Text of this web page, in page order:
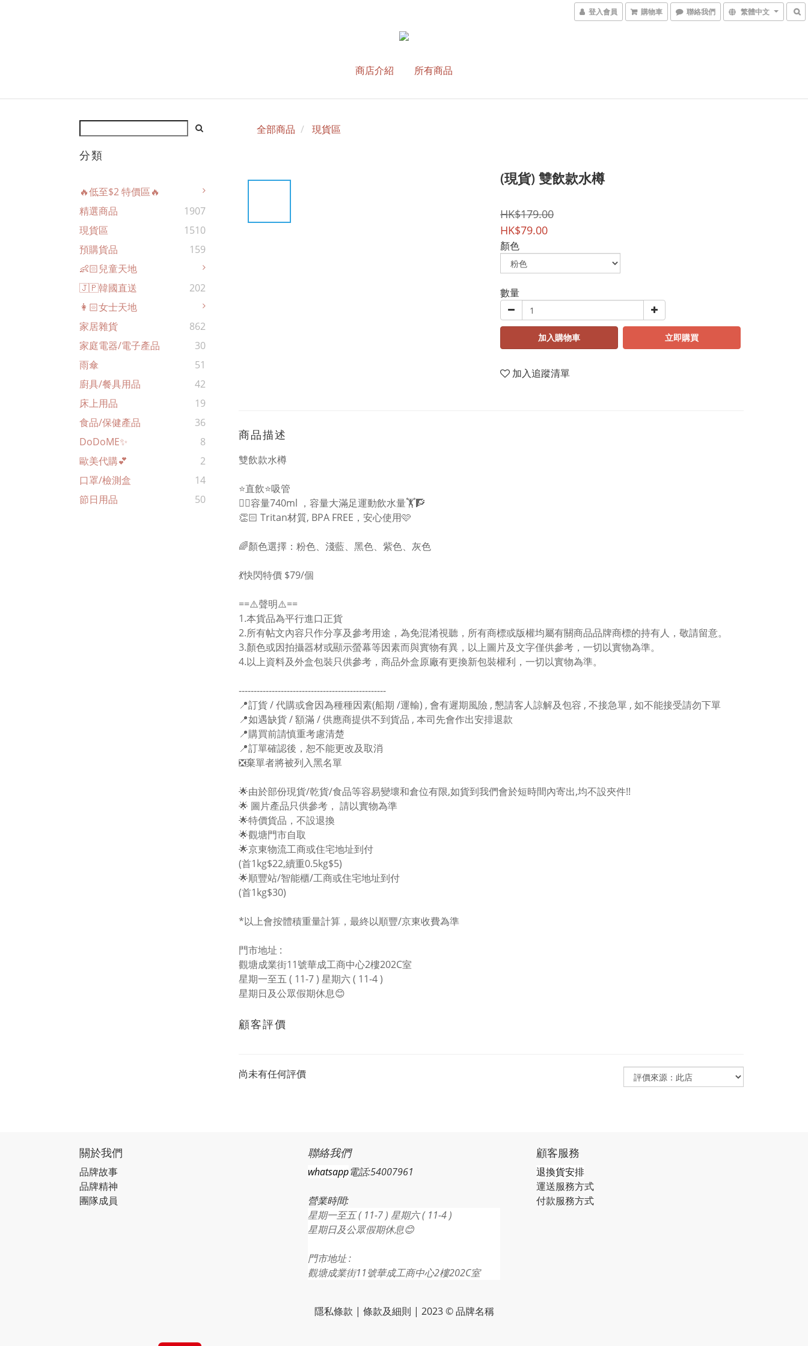
登入會員 購物車 聯絡我們 繁體中文
商店介紹 所有商品
分類
🔥低至$2 特價區🔥
精選商品
1907
現貨區
1510
預購貨品
159
👶🏻兒童天地
🇯🇵韓國直送
202
👩🏻女士天地
家居雜貨
862
家庭電器/電子產品
30
雨傘
51
廚具/餐具用品
42
床上用品
19
食品/保健產品
36
DoDoME✨
8
歐美代購💕
2
口罩/檢測盒
14
節日用品
50
全部商品 現貨區
(現貨) 雙飲款水樽
HK$179.00
HK$79.00
顏色
數量
加入購物車 立即購買
加入追蹤清單
商品描述
雙飲款水樽
⭐️直飲⭐️吸管
👍🏻容量740ml ，容量大滿足運動飲水量🏋️🧗
👏🏻 Tritan材質, BPA FREE，安心使用🩷
🌈顏色選擇：粉色、淺藍、黑色、紫色、灰色
💃快閃特價 $79/個
==⚠️聲明⚠️==
1.本貨品為平行進口正貨
2.所有帖文內容只作分享及參考用途，為免混淆視聽，所有商標或版權均屬有關商品品牌商標的持有人，敬請留意。
3.顏色或因拍攝器材或顯示螢幕等因素而與實物有異，以上圖片及文字僅供參考，一切以實物為準。
4.以上資料及外盒包裝只供參考，商品外盒原廠有更換新包裝權利，一切以實物為準。
-------------------------------------------------
📍訂貨 / 代購或會因為種種因素(船期 /運輸) , 會有遲期風險 , 懇請客人諒解及包容 , 不接急單 , 如不能接受請勿下單
📍如遇缺貨 / 額滿 / 供應商提供不到貨品 , 本司先會作出安排退款
📍購買前請慎重考慮清楚
📍訂單確認後，恕不能更改及取消
❎棄單者將被列入黑名單
🌟由於部份現貨/乾貨/食品等容易變壞和倉位有限,如貨到我們會於短時間內寄出,均不設夾件!!
🌟 圖片產品只供參考， 請以實物為準
🌟特價貨品，不設退換
🌟觀塘門市自取
🌟京東物流工商或住宅地址到付
(首1kg$22,續重0.5kg$5)
🌟順豐站/智能櫃/工商或住宅地址到付
(首1kg$30)
*以上會按體積重量計算，最終以順豐/京東收費為準
門市地址 :
觀塘成業街11號華成工商中心2樓202C室
星期一至五 ( 11-7 ) 星期六 ( 11-4 )
星期日及公眾假期休息😊
顧客評價
尚未有任何評價
關於我們
品牌故事
品牌精神
團隊成員
聯絡我們
whatsapp電話:54007961
營業時間:
星期一至五 ( 11-7 ) 星期六 ( 11-4 )
星期日及公眾假期休息😊
門市地址 :
觀塘成業街11號華成工商中心2樓202C室
顧客服務
退換貨安排
運送服務方式
付款服務方式​​​
隱私條款 | 條款及細則 | 2023 © 品牌名稱